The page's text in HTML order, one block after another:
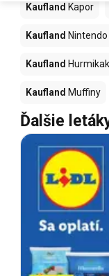
Kaufland Kapor
Kaufland
Kaufland
Kaufland Muffiny
Ďalšie